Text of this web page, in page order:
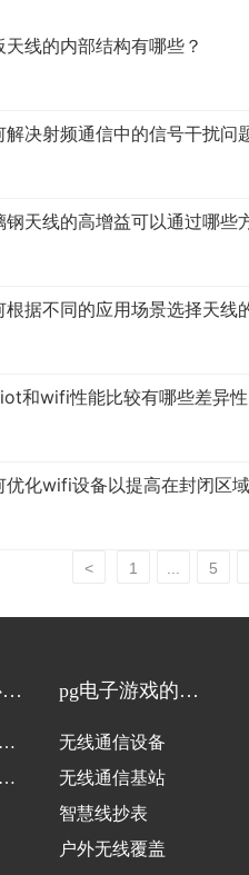
天线的内部结构有哪些？
解决射频通信中的信号干扰问
钢天线的高增益可以通过哪些
根据不同的应用场景选择天线
和wifi性能比较有哪些差异性
优化wifi设备以提高在封闭区
< 1 5
pg电子游戏的解
无线通信设备
无线通信基站
智慧线抄表
户外无线覆盖